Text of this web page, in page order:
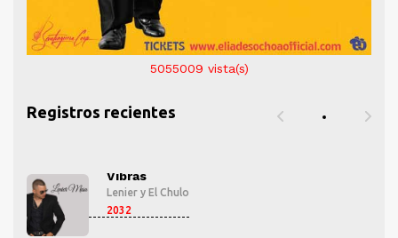
5055009 vista(s)
Registros recientes
Vibras
Lenier y El Chulo
2032